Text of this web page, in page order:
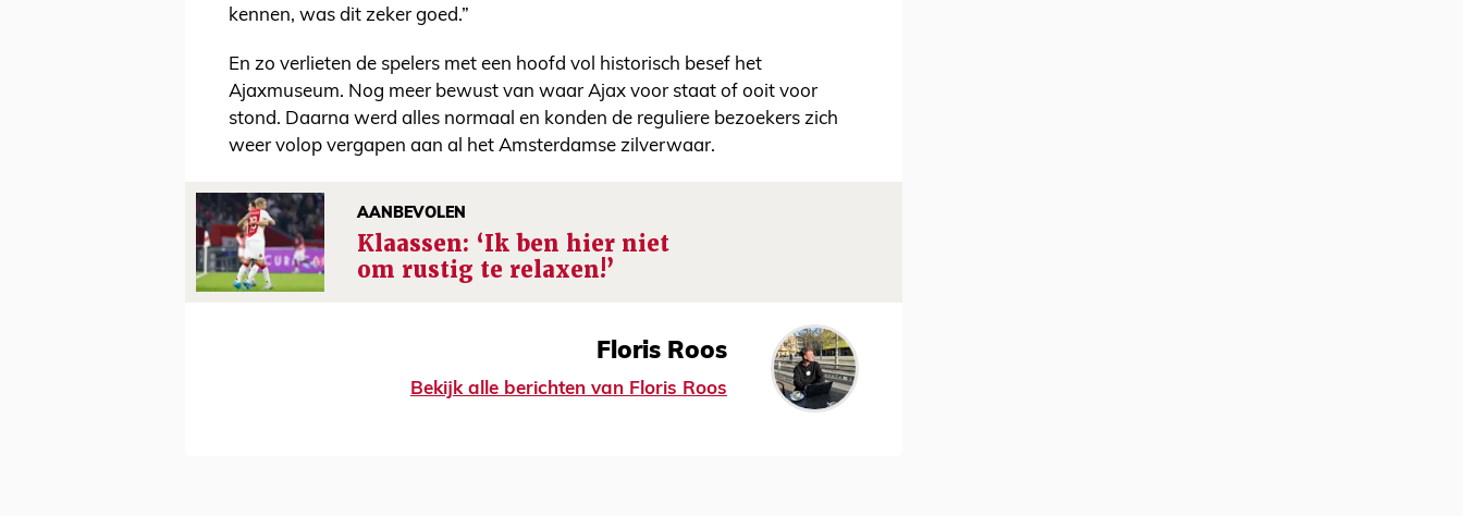
kennen, was dit zeker goed.”
En zo verlieten de spelers met een hoofd vol historisch besef het
Ajaxmuseum. Nog meer bewust van waar Ajax voor staat of ooit voor
stond. Daarna werd alles normaal en konden de reguliere bezoekers zich
weer volop vergapen aan al het Amsterdamse zilverwaar.
AANBEVOLEN
Klaassen: ‘Ik ben hier niet
om rustig te relaxen!’
Floris Roos
Bekijk alle berichten van Floris Roos